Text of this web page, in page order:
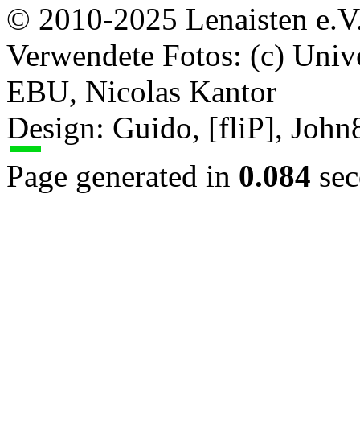
© 2010-2025 Lenaisten
Verwendete Fotos: (c)
EBU, Nicolas Kantor
Design: Guido, [fliP],
Page generated in 0.084